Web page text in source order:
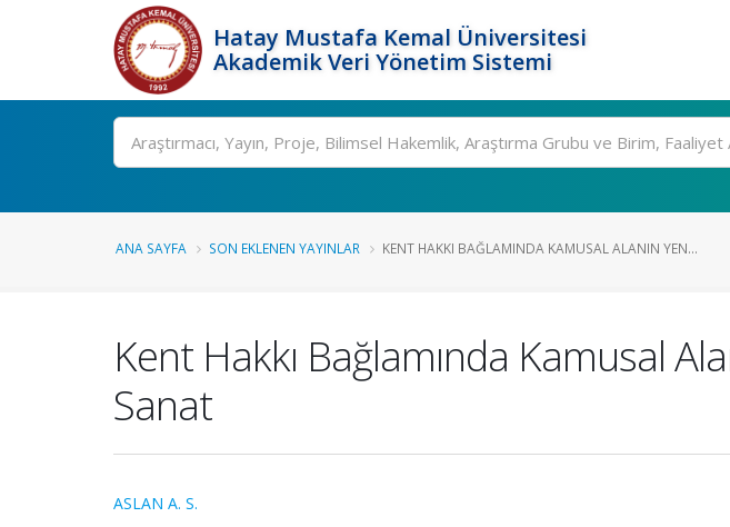
Hatay Mustafa Kemal Üniversitesi
Akademik Veri Yönetim Sistemi
Ara
ANA SAYFA SON EKLENEN YAYINLAR KENT HAKKI BAĞLAMINDA KAMUSAL ALANIN YEN...
Kent Hakkı Bağlamında Kamusal
Sanat
ASLAN A. S.